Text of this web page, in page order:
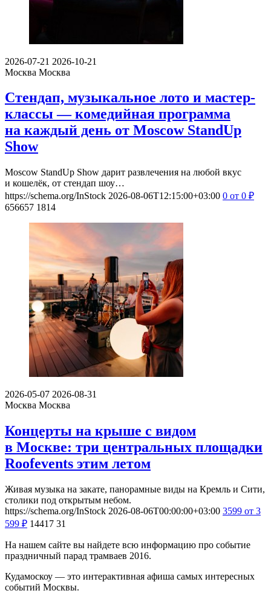
2026-07-21 2026-10-21
Москва Москва
Стендап, музыкальное лото и мастер-
классы — комедийная программа
на каждый день от Moscow StandUp
Show
Moscow StandUp Show дарит развлечения на любой вкус
и кошелёк, от стендап шоу…
https://schema.org/InStock 2026-08-06T12:15:00+03:00 0 от 0 ₽
656657 1814
2026-05-07 2026-08-31
Москва Москва
Концерты на крыше с видом
в Москве: три центральных площадки
Roofevents этим летом
Живая музыка на закате, панорамные виды на Кремль и Сити,
столики под открытым небом.
https://schema.org/InStock 2026-08-06T00:00:00+03:00 3599 от 3
599 ₽ 14417 31
На нашем сайте вы найдете всю информацию про событие
праздничный парад трамваев 2016.
Кудамоскоу — это интерактивная афиша самых интересных
событий Москвы.